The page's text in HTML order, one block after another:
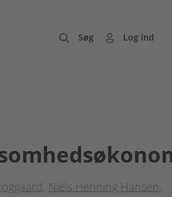
Søg Log ind
Niels Henning Hansen